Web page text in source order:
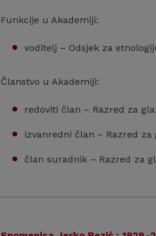
Funkcije u Akademiji:
voditelj – Odsjek za
Članstvo u Akademiji:
redoviti član – Razred za
izvanredni član – Razred za
član suradnik – Razred za